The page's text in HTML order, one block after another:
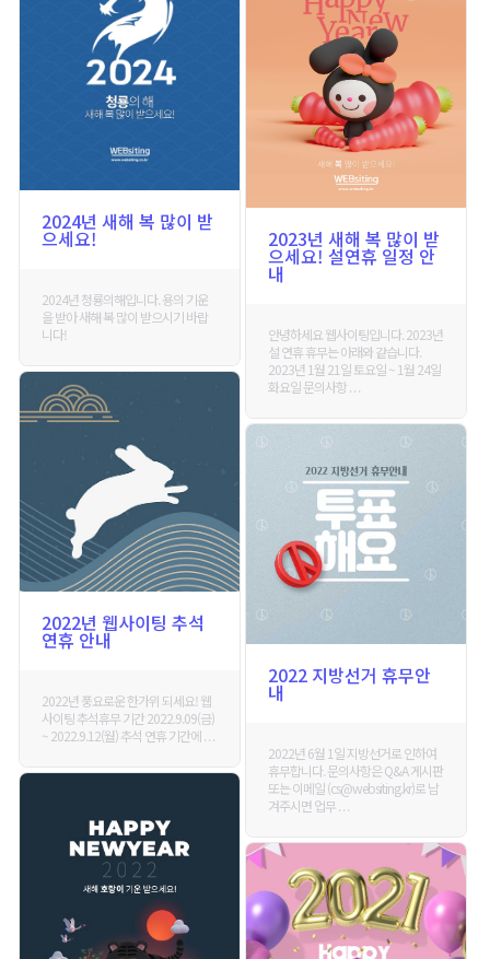
2024년 새해 복 많이 받
으세요!
2024년 청룡의해입니다. 용의 기운
을 받아 새해 복 많이 받으시기 바랍
니다!
2023년 새해 복 많이 받
으세요! 설연휴 일정 안
내
안녕하세요 웹사이팅입니다. 2023년
설 연휴 휴무는 아래와 같습니다.
2023년 1월 21일 토요일 ~ 1월 24일
화요일 문의사항 . . .
2022년 웹사이팅 추석
연휴 안내
2022년 풍요로운 한가위 되세요! 웹
사이팅 추석휴무 기간 2022.9.09(금)
~ 2022.9.12(월) 추석 연휴 기간에 . . .
2022 지방선거 휴무안
내
2022년 6월 1일 지방선거로 인하여
휴무합니다. 문의사항은 Q&A 게시판
또는 이메일 (cs@websiting.kr)로 남
겨주시면 업무 . . .